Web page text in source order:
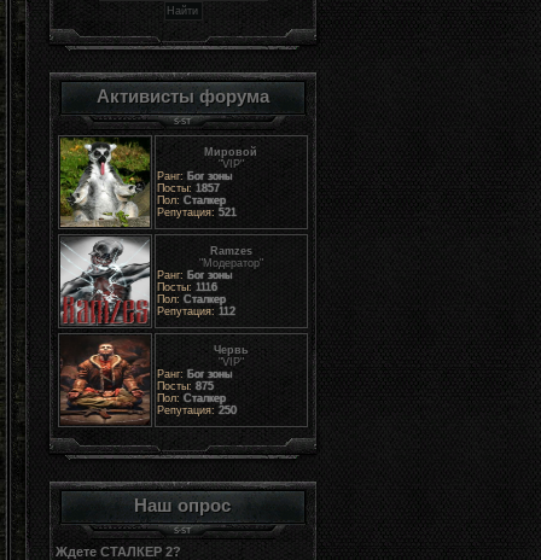
Активисты форума
Мировой
"VIP"
Ранг: Бог зоны
Посты: 1857
Пол: Сталкер
Репутация: 521
Ramzes
"Модератор"
Ранг: Бог зоны
Посты: 1116
Пол: Сталкер
Репутация: 112
Червь
"VIP"
Ранг: Бог зоны
Посты: 875
Пол: Сталкер
Репутация: 250
Наш опрос
Ждете СТАЛКЕР 2?